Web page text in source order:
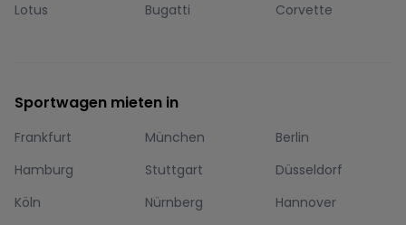
Lotus
Bugatti Corvette
Sportwagen mieten in
Frankfurt München
Berlin
Hamburg
Stuttgart
Düsseldorf
Köln
Nürnberg
Hannover